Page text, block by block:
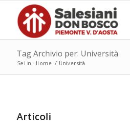
Tag Archivio per: Università
Sei in: Home / Università
Articoli